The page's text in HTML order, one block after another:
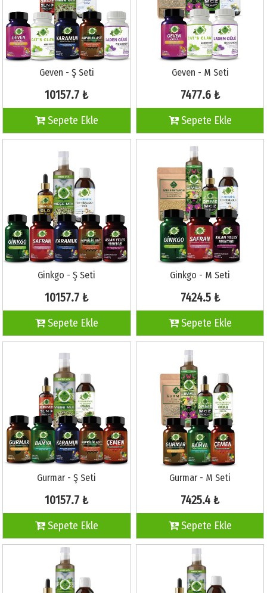
Geven - Ş Seti
10157.7 ₺
Sepete Ekle
Geven - M Seti
7477.6 ₺
Sepete Ekle
Ginkgo - Ş Seti
10157.7 ₺
Sepete Ekle
Ginkgo - M Seti
7424.5 ₺
Sepete Ekle
Gurmar - Ş Seti
10157.7 ₺
Sepete Ekle
Gurmar - M Seti
7425.4 ₺
Sepete Ekle